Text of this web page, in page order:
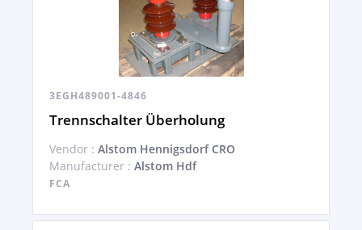
3EGH489001-4846
Trennschalter Überholung
Vendor : Alstom Hennigsdorf CRO
Manufacturer : Alstom Hdf
FCA